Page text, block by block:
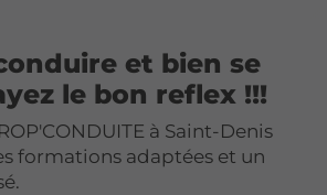
et bien se
le bon reflex !!!
à Saint-Denis
formations adaptées et un